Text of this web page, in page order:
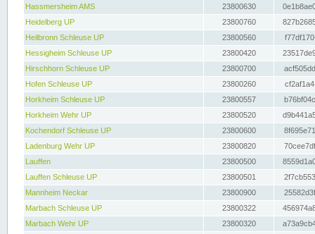
Hassmersheim AMS
23800630
Heidelberg UP
23800760
Heilbronn Schleuse UP
23800560
Hessigheim Schleuse UP
23800420
Hirschhorn Schleuse UP
23800700
Hofen Schleuse UP
23800260
Horkheim Schleuse UP
23800557
Horkheim Wehr UP
23800520
Kochendorf Schleuse UP
23800600
Ladenburg Wehr UP
23800820
Lauffen
23800500
Lauffen Schleuse UP
23800501
Mannheim Neckar
23800900
Marbach Schleuse UP
23800322
Marbach Wehr UP
23800320